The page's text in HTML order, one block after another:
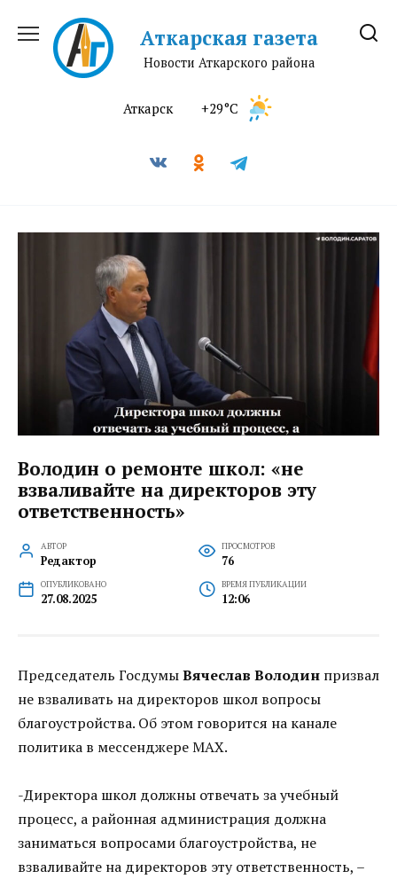
содержанию
Аткарская газета
Новости Аткарского района
Аткарск +29°C
Володин о ремонте школ: «не
взваливайте на директоров эту
ответственность»
АВТОР
Редактор
ПРОСМОТРОВ
76
ОПУБЛИКОВАНО
27.08.2025
ВРЕМЯ ПУБЛИКАЦИИ
12:06
Председатель ГосдумыВячеслав Володин призвал
не взваливать на директоров школ вопросы
благоустройства. Об этом говорится на канале
политика в мессенджере МАХ.
-Директора школ должны отвечать за учебный
процесс, а районная администрация должна
заниматься вопросами благоустройства, не
взваливайте на директоров эту ответственность, –